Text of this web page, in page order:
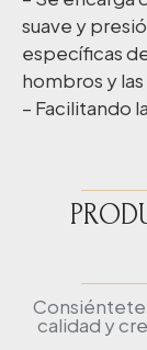
suave y
específicas
hombros y
– Facilitando
Consiéntete
calidad y